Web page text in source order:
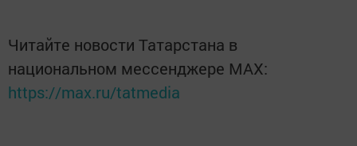
Читайте новости Татарстана в
национальном мессенджере MАХ:
https://max.ru/tatmedia